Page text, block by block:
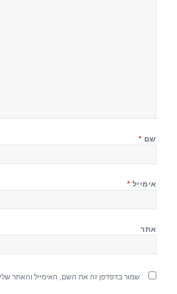
שם *
אימייל *
אתר
שמור בדפדפן זה את השם, האימייל והאתר